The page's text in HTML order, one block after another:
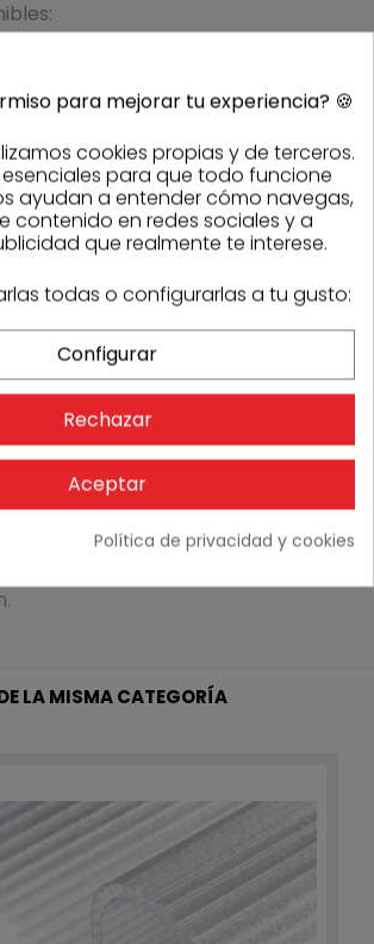
y
de
y
la
que
.
una
LA MISMA CATEGORÍA
para mejorar tu experiencia? 🍪
cookies propias y de terceros.
para que todo funcione
ayudan a entender cómo navegas,
contenido en redes sociales y a
que realmente te interese.
todas o configurarlas a tu gusto:
Configurar
Rechazar
Aceptar
Política de privacidad y cookies